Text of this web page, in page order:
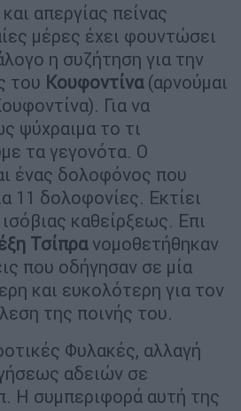
και απεργίας πείνας
μέρες έχει φουντώσει
η συζήτηση για την
του Κουφοντίνα (αρνούμαι
Για να
ψύχραιμα το τι
τα γεγονότα. Ο
ένας δολοφόνος που
11 δολοφονίες. Εκτίει
καθείρξεως. Επι
Τσίπρανομοθετήθηκαν
που οδήγησαν σε μία
και ευκολότερη για τον
της ποινής του.
Φυλακές, αλλαγή
αδειών σε
Η συμπεριφορά αυτή της